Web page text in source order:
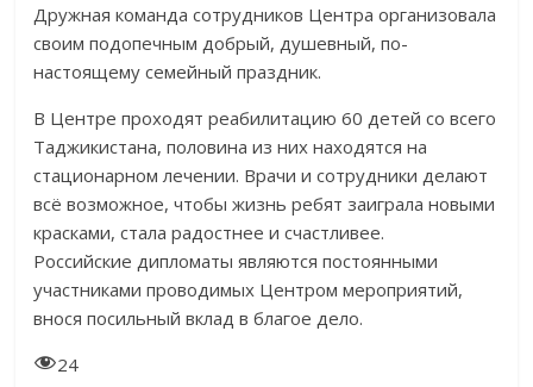
Дружная команда сотрудников Центра организовала
своим подопечным добрый, душевный, по-
настоящему семейный праздник.
В Центре проходят реабилитацию 60 детей со всего
Таджикистана, половина из них находятся на
стационарном лечении. Врачи и сотрудники делают
всё возможное, чтобы жизнь ребят заиграла новыми
красками, стала радостнее и счастливее.
Российские дипломаты являются постоянными
участниками проводимых Центром мероприятий,
внося посильный вклад в благое дело.
24